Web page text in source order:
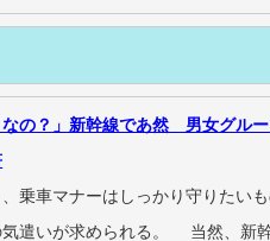
なの？」新幹線であ然 男女グル
乗車マナーはしっかり守りたい
気遣いが求められる。 当然、新